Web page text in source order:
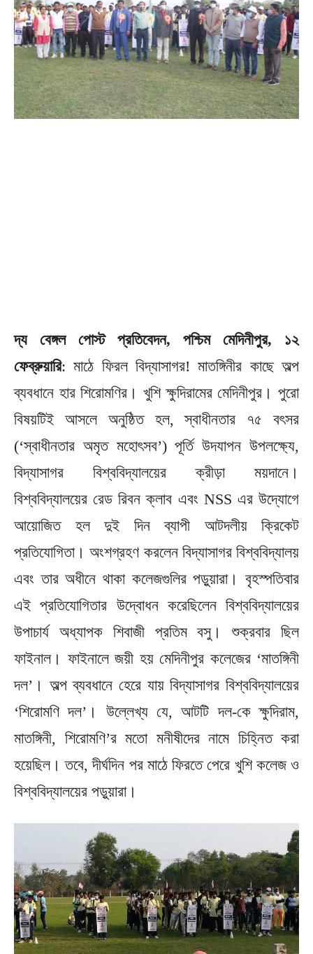
দ্য বেঙ্গল পোস্ট প্রতিবেদন, পশ্চিম মেদিনীপুর, ১২
ফেব্রুয়ারি: মাঠে ফিরল বিদ্যাসাগর! মাতঙ্গিনীর কাছে অল্প
ব্যবধানে হার শিরোমণির। খুশি ক্ষুদিরামের মেদিনীপুর। পুরো
বিষয়টিই আসলে অনুষ্ঠিত হল, স্বাধীনতার ৭৫ বৎসর
(‘স্বাধীনতার অমৃত মহোৎসব’) পূর্তি উদযাপন উপলক্ষ্যে,
বিদ্যাসাগর বিশ্ববিদ্যালয়ের ক্রীড়া ময়দানে।
বিশ্ববিদ্যালয়ের রেড রিবন ক্লাব এবং NSS এর উদ্যোগে
আয়োজিত হল দুই দিন ব্যাপী আটদলীয় ক্রিকেট
প্রতিযোগিতা। অংশগ্রহণ করলেন বিদ্যাসাগর বিশ্ববিদ্যালয়
এবং তার অধীনে থাকা কলেজগুলির পড়ুয়ারা। বৃহস্পতিবার
এই প্রতিযোগিতার উদ্বোধন করেছিলেন বিশ্ববিদ্যালয়ের
উপাচার্য অধ্যাপক শিবাজী প্রতিম বসু। শুক্রবার ছিল
ফাইনাল। ফাইনালে জয়ী হয় মেদিনীপুর কলেজের ‘মাতঙ্গিনী
দল’। অল্প ব্যবধানে হেরে যায় বিদ্যাসাগর বিশ্ববিদ্যালয়ের
‘শিরোমণি দল’। উল্লেখ্য যে, আটটি দল-কে ক্ষুদিরাম,
মাতঙ্গিনী, শিরোমণি’র মতো মনীষীদের নামে চিহ্নিত করা
হয়েছিল। তবে, দীর্ঘদিন পর মাঠে ফিরতে পেরে খুশি কলেজ ও
বিশ্ববিদ্যালয়ের পড়ুয়ারা।